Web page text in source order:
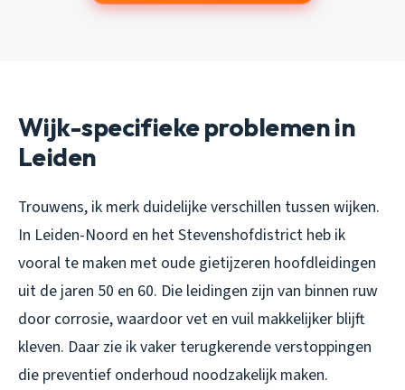
Wijk-specifieke problemen in
Leiden
Trouwens, ik merk duidelijke verschillen tussen wijken.
In Leiden-Noord en het Stevenshofdistrict heb ik
vooral te maken met oude gietijzeren hoofdleidingen
uit de jaren 50 en 60. Die leidingen zijn van binnen ruw
door corrosie, waardoor vet en vuil makkelijker blijft
kleven. Daar zie ik vaker terugkerende verstoppingen
die preventief onderhoud noodzakelijk maken.